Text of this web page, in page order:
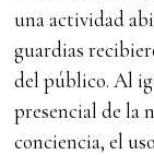
una actividad
guardias
del público. Al
presencial de la
conciencia, el